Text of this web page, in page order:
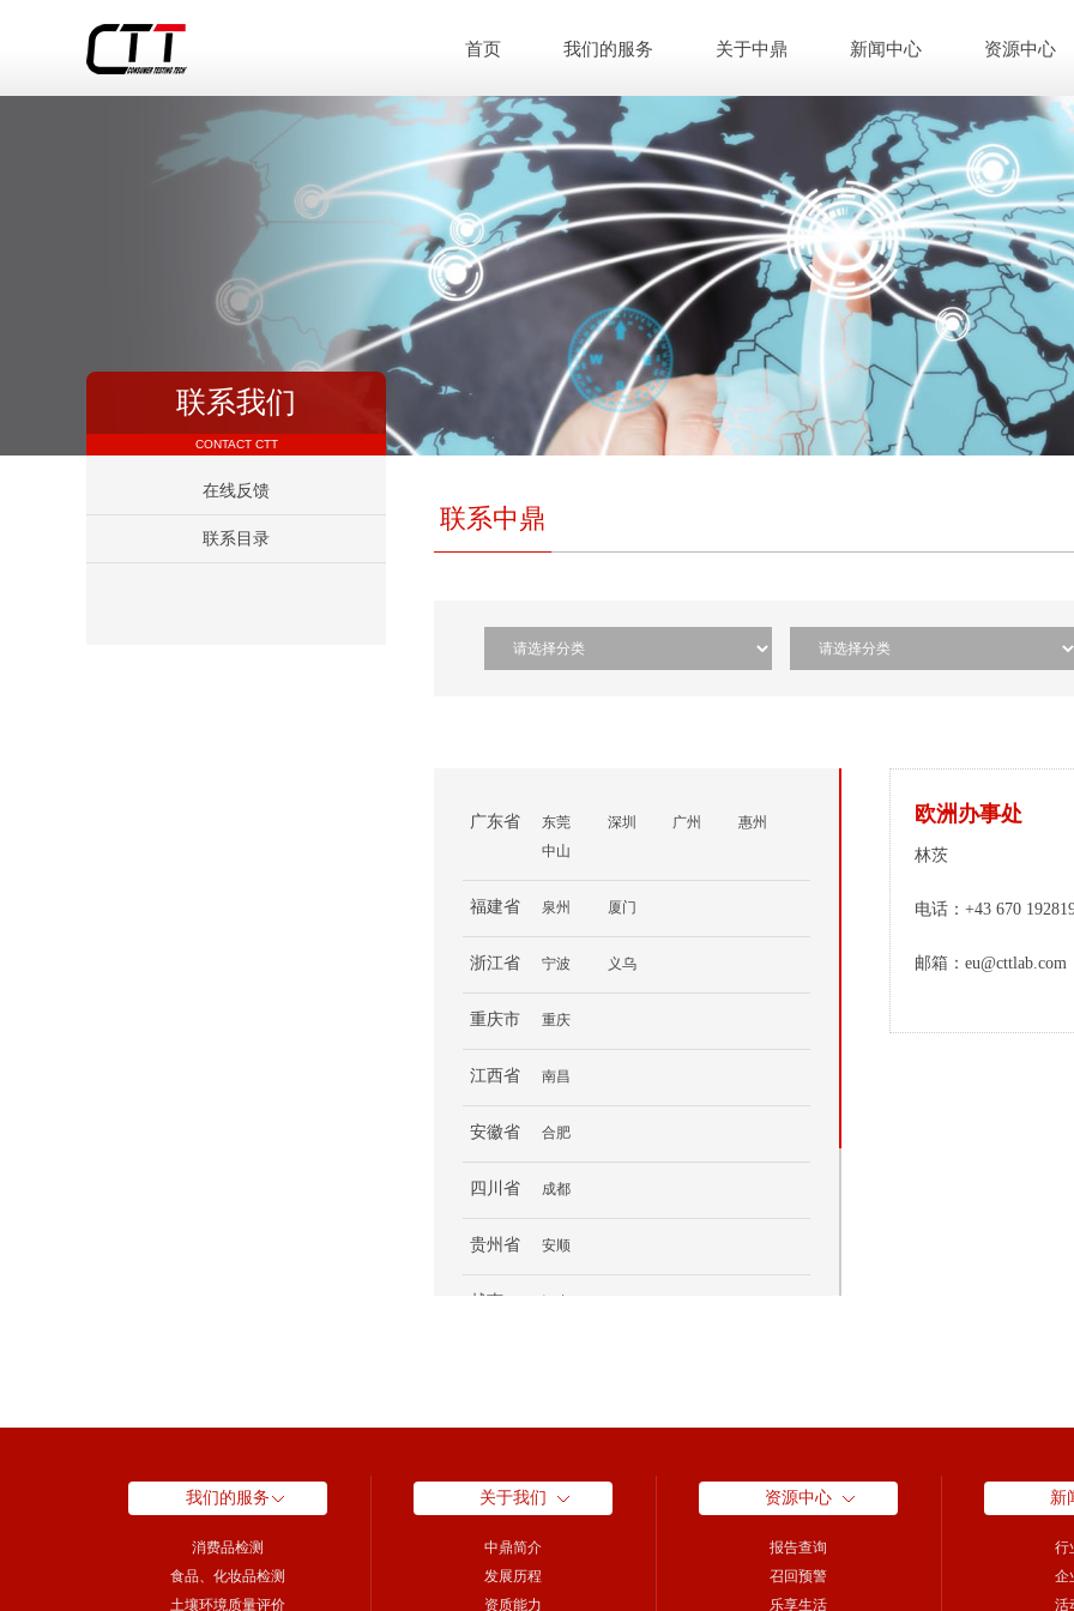
首页 我们的服务 关于中鼎 新闻中心 资源中心
联系我们
CONTACT CTT
在线反馈
联系目录
联系中鼎
广东省 东莞 深圳 广州
惠州
中山
福建省 泉州 厦门
浙江省 宁波 义乌
重庆市 重庆
江西省 南昌
安徽省 合肥
四川省 成都
贵州省 安顺
越南
欧洲办事处
林茨
电话：+43 670
邮箱：eu@cttlab.com
我们的服务
消费品检测
食品、化妆品检测
土壤环境质量评价
关于我们
中鼎简介
发展历程
资质能力
资源中心
报告查询
召回预警
乐享生活
新
行
企
活